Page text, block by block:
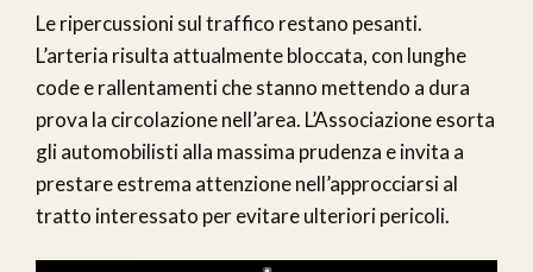
Le ripercussioni sul traffico restano pesanti.
L’arteria risulta attualmente bloccata, con lunghe
code e rallentamenti che stanno mettendo a dura
prova la circolazione nell’area. L’Associazione esorta
gli automobilisti alla massima prudenza e invita a
prestare estrema attenzione nell’approcciarsi al
tratto interessato per evitare ulteriori pericoli.